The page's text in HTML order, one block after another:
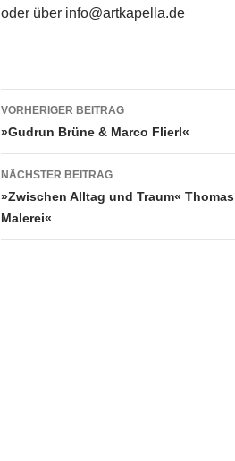
oder über info@artkapella.de
Beitragsnavigation
VORHERIGER BEITRAG
»Gudrun Brüne & Marco Flierl«
NÄCHSTER BEITRAG
»Zwischen Alltag und Traum«
Malerei«